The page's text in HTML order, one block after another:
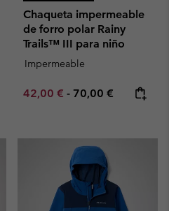
Chaqueta impermeable
de forro polar Rainy
Trails™ III para niño
Impermeable
Minimum sale price:
42,00 € - Maximum price:
70,00 €